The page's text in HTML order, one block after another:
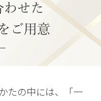
せた
ご用意
たの中には、「一